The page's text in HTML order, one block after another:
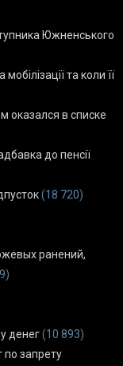
Южненського
та коли її
оказался в списке
до пенсії
(18 720)
ранений,
денег(10 893)
запрету